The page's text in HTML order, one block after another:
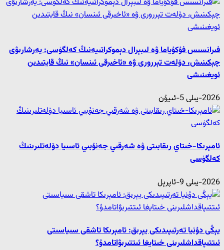
فىرانسىس فۇكۇياما ۋە لىبېرال دېموكراتىيەنىڭ كەلگۈسى: يەرشارىۋى
چېكىنىش، دۆلەت تېررورى ۋە «ئاخىرقى ئىنسان» نىڭ قايتىدىن
ئويغىنىشى
2026-يىلى 5-ئىيۇن
ئامېرىكا-خىتاي رىقابىتى ۋە شەرقىي جەنۇبىي ئاسىيا دۆلەتلىرىنىڭ
كەلگۈسى
2026-يىلى 9-ئاپرېل
يېڭى دۇنيا تەرتىپىدىكى يېرىق: ئامېرىكا تاشقى سىياسىتى
ئىتتىپاقداشلىرىنى خىتايغا ئىتتىرىۋاتامدۇ؟